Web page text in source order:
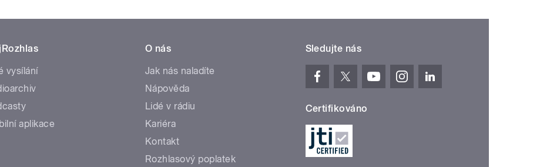
vysílání
aplikace
O nás
Jak nás naladíte
Nápověda
Lidé v rádiu
Kariéra
Kontakt
Rozhlasový poplatek
Sledujte nás
Certifikováno